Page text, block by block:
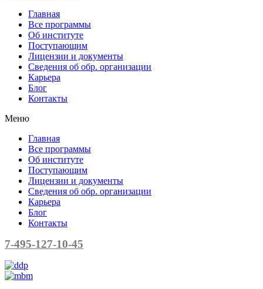
Главная
Все программы
Об институте
Поступающим
Лицензии и документы
Сведения об обр. организации
Карьера
Блог
Контакты
Меню
Главная
Все программы
Об институте
Поступающим
Лицензии и документы
Сведения об обр. организации
Карьера
Блог
Контакты
7-495-127-10-45